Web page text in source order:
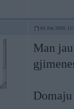
04. Feb 2009,
Man